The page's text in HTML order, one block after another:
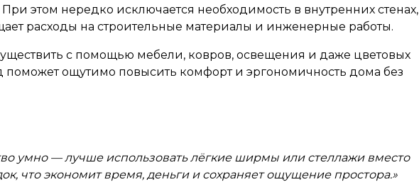
этом нередко исключается необходимость в внутренних стенах,
расходы на строительные материалы и инженерные работы.
с помощью мебели, ковров, освещения и даже цветовых
ощутимо повысить комфорт и эргономичность дома без
умно — лучше использовать лёгкие ширмы или стеллажи вместо
что экономит время, деньги и сохраняет ощущение простора.»